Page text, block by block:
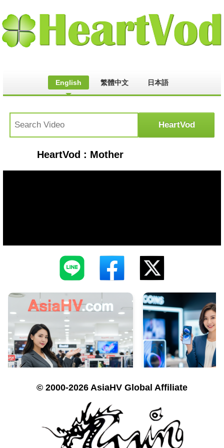
English 繁體中文 日本語
HeartVod : Mother
© 2000-2026 AsiaHV Global Affiliate